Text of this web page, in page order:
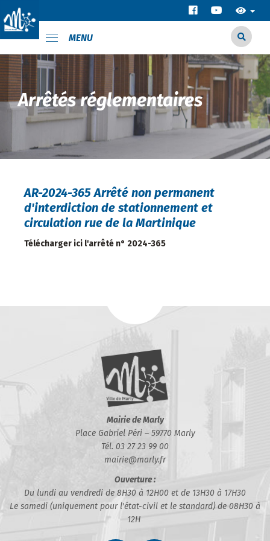
MENU
Arrêtés réglementaires
AR-2024-365 Arrêté non permanent
d'interdiction de stationnement et
circulation rue de la Martinique
Télécharger ici l'arrêté n° 2024-365
Mairie de Marly
Place Gabriel Péri – 59770 Marly
Tél. 03 27 23 99 00
mairie@marly.fr
Ouverture :
Du lundi au vendredi de 8H30 à 12H00 et de 13H30 à 17H30
Le samedi (uniquement pour l'état-civil et le standard) de 08H30 à
12H